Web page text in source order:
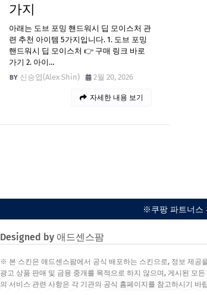
가지
아래는 도브 포밍 핸드워시 딥 모이스처 관
련 추천 아이템 5가지입니다. 1. 도브 포밍
핸드워시 딥 모이스처 👉 구매 링크 바로
가기 2. 아이…
신승엽(Alex Shin)
2월 20, 2026
자세한 내용 보기
※쿠팡 파트너스
Designed by 애드센스팜
※ 본 스킨은 애드센스팜에서 공식 배포하는 스킨으로, 정보 제공
광고 상품 판매 및 금융 중개를 목적으로 하지 않으며, 게시된 모
의 서비스 관련 사항은 각 기관의 공식 홈페이지를 참고하시기 바